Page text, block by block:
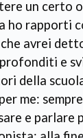
un certo
ho rapporti
avrei
e
della
me:
e parlare